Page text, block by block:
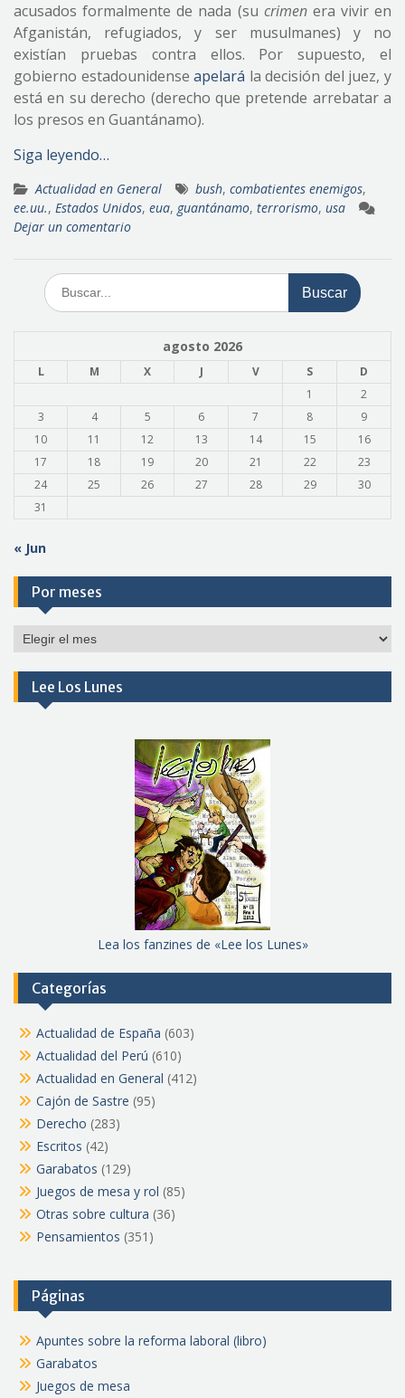
acusados formalmente de nada (su crimenera vivir en
Afganistán, refugiados, y ser musulmanes) y no
existían pruebas contra ellos. Por supuesto, el
gobierno estadounidenseapelará la decisión del juez, y
está en su derecho (derecho que pretende arrebatar a
los presos en Guantánamo).
Siga leyendo…
Actualidad en General bush, combatientes enemigos,
ee.uu., Estados Unidos, eua, guantánamo, terrorismo, usa
Dejar un comentario
Buscar:
agosto 2026
L M X J V S
D
1
2
3
4 5 6 7 8
9
10
11 12 13 14 15
16
17
18 19 20 21 22
23
24
25 26 27 28 29
30
31
« Jun
Por meses
Por
Lee Los Lunes
Lea los fanzines de «Lee los Lunes»
Categorías
Actualidad de España (603)
Actualidad del Perú (610)
Actualidad en General (412)
Cajón de Sastre (95)
Derecho (283)
Escritos (42)
Garabatos (129)
Juegos de mesa y rol (85)
Otras sobre cultura (36)
Pensamientos (351)
Páginas
Apuntes sobre la reforma laboral (libro)
Garabatos
Juegos de mesa